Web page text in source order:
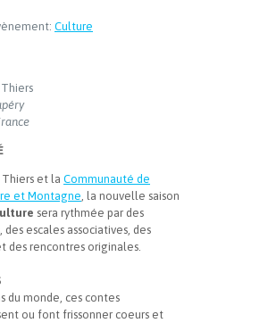
Culture
et la Communauté de
et Montagne , la nouvelle saison
sera rythmée par des
des escales associatives, des
des rencontres originales.
du monde, ces contes
ou font frissonner coeurs et